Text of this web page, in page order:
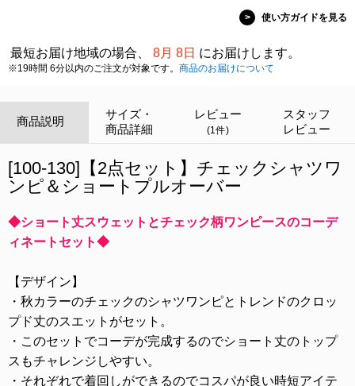
> 使い方ガイドを見る
最短お届け地域の場合、 8月 8日 にお届けします。
※19時間 6分以内のご注文が対象です。 商品のお届けについて
商品説明
サイズ・
商品詳細
レビュー
(1件)
スタッフ
レビュー
[100-130]【2点セット】チェックシャツワ
ンピ＆ショートプルオーバー
◆ショート丈スウェットとチェック柄ワンピースのコーデ
ィネートセット◆
【デザイン】
・秋カラーのチェックのシャツワンピとトレンドのクロッ
プド丈のスエットがセット。
・このセットでコーデが完成するのでショート丈のトップ
スもチャレンジしやすい。
・それぞれで着回しができるのでコスパが良い時短アイテ